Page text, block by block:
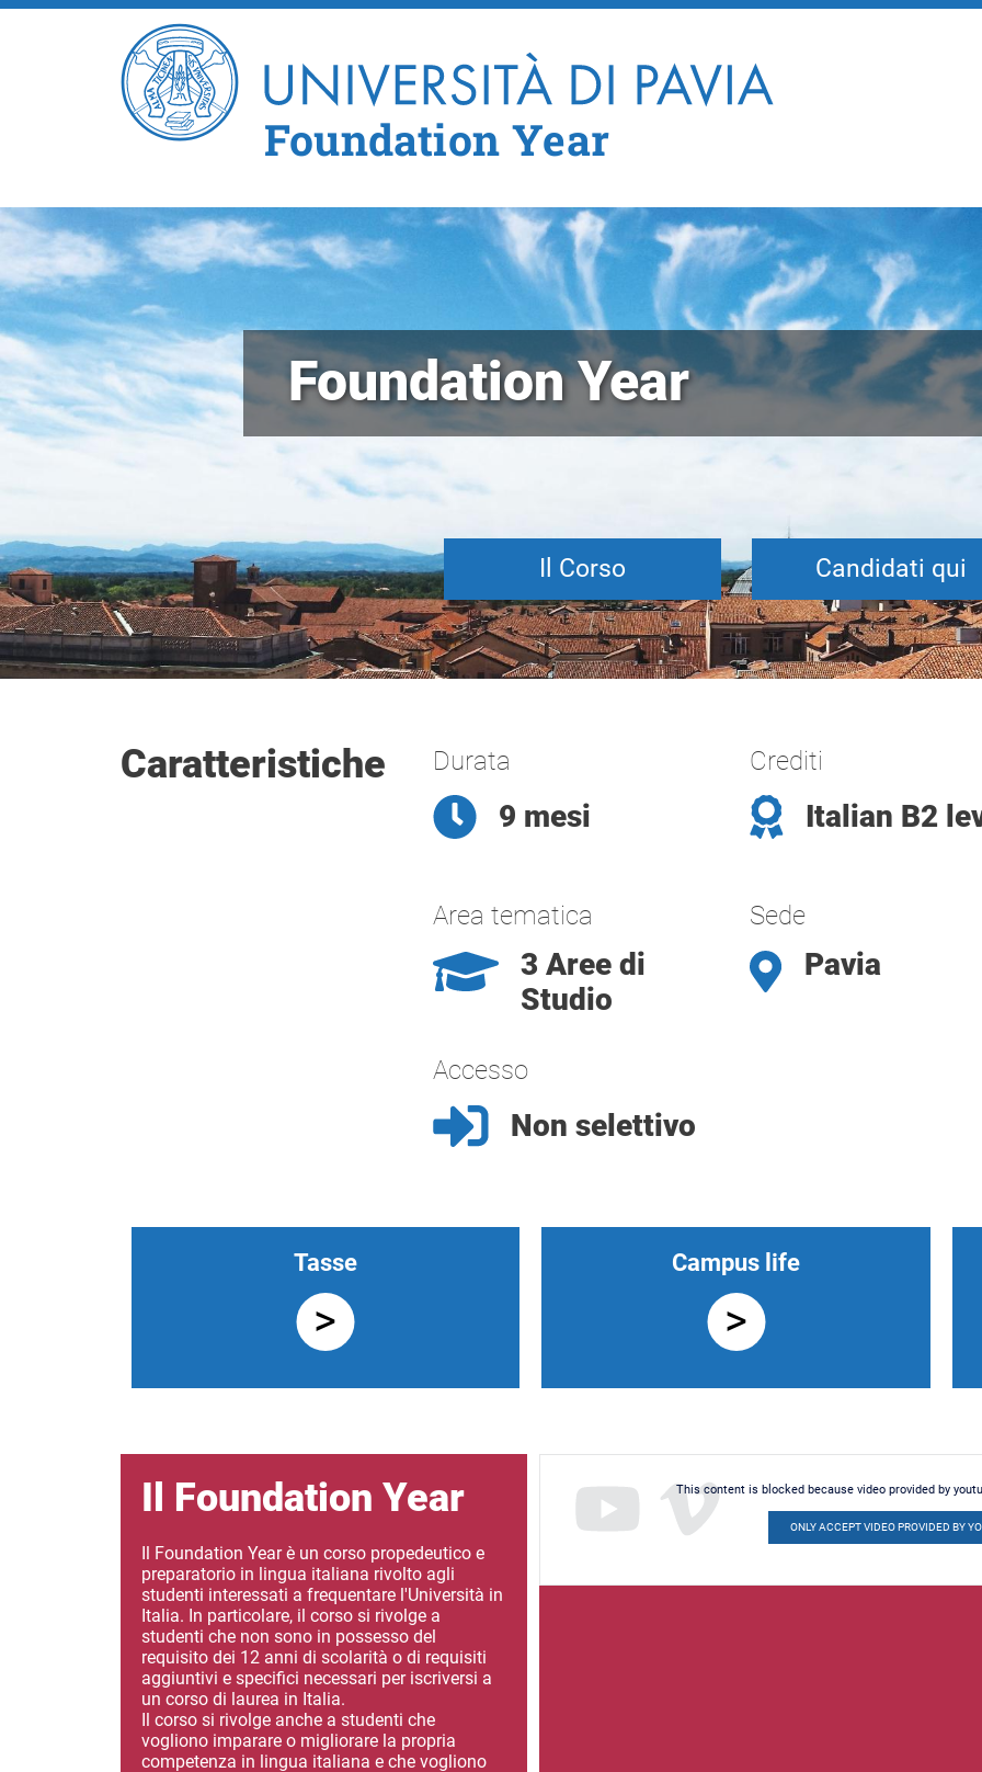
Salta al contenuto principale
Foundation Year
Foundation Year
Il Corso Candidati qui
Caratteristiche Durata
9 mesi
Crediti
Italian B2
Area tematica
3 Aree di
Studio
Sede
Pavia
Accesso
Non selettivo
Tasse Campus life
Il Foundation Year
Il Foundation Year è un corso propedeutico e
preparatorio in lingua italiana rivolto agli
studenti interessati a frequentare l'Università in
Italia. In particolare, il corso si rivolge a
studenti che non sono in possesso del
requisito dei 12 anni di scolarità o di requisiti
aggiuntivi e specifici necessari per iscriversi a
un corso di laurea in Italia.
Il corso si rivolge anche a studenti che
vogliono imparare o migliorare la propria
competenza in lingua italiana e che vogliono
This content is blocked because video provided by
ONLY ACCEPT VIDEO PROVIDED BY